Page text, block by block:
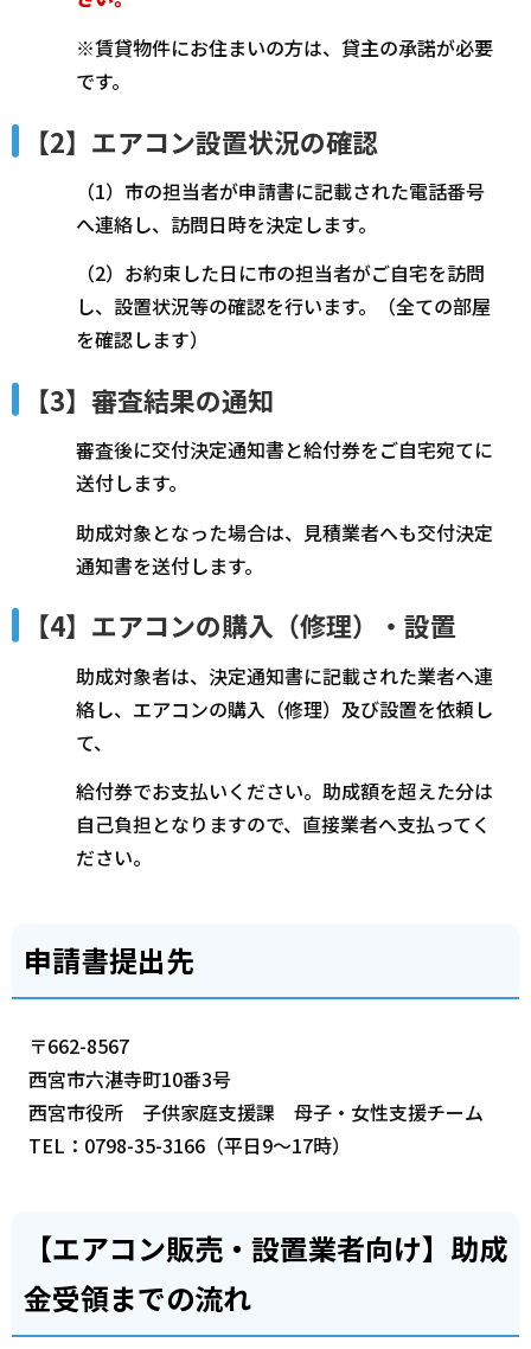
※賃貸物件にお住まいの方は、貸主の承諾が必要
です。
【2】エアコン設置状況の確認
（1）市の担当者が申請書に記載された電話番号
へ連絡し、訪問日時を決定します。
（2）お約束した日に市の担当者がご自宅を訪問
し、設置状況等の確認を行います。（全ての部屋
を確認します）
【3】審査結果の通知
審査後に交付決定通知書と給付券をご自宅宛てに
送付します。
助成対象となった場合は、見積業者へも交付決定
通知書を送付します。
【4】エアコンの購入（修理）・設置
助成対象者は、決定通知書に記載された業者へ連
絡し、エアコンの購入（修理）及び設置を依頼し
て、
給付券でお支払いください。助成額を超えた分は
自己負担となりますので、直接業者へ支払ってく
ださい。
申請書提出先
〒662-8567
西宮市六湛寺町10番3号
西宮市役所 子供家庭支援課 母子・女性支援チーム
TEL：0798-35-3166（平日9～17時）
【エアコン販売・設置業者向け】助成
金受領までの流れ